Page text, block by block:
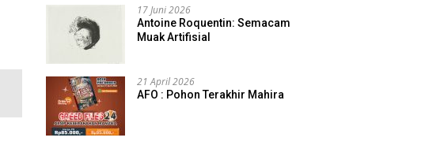
17 Juni 2026
Antoine Roquentin: Semacam
Muak Artifisial
21 April 2026
AFO : Pohon Terakhir Mahira